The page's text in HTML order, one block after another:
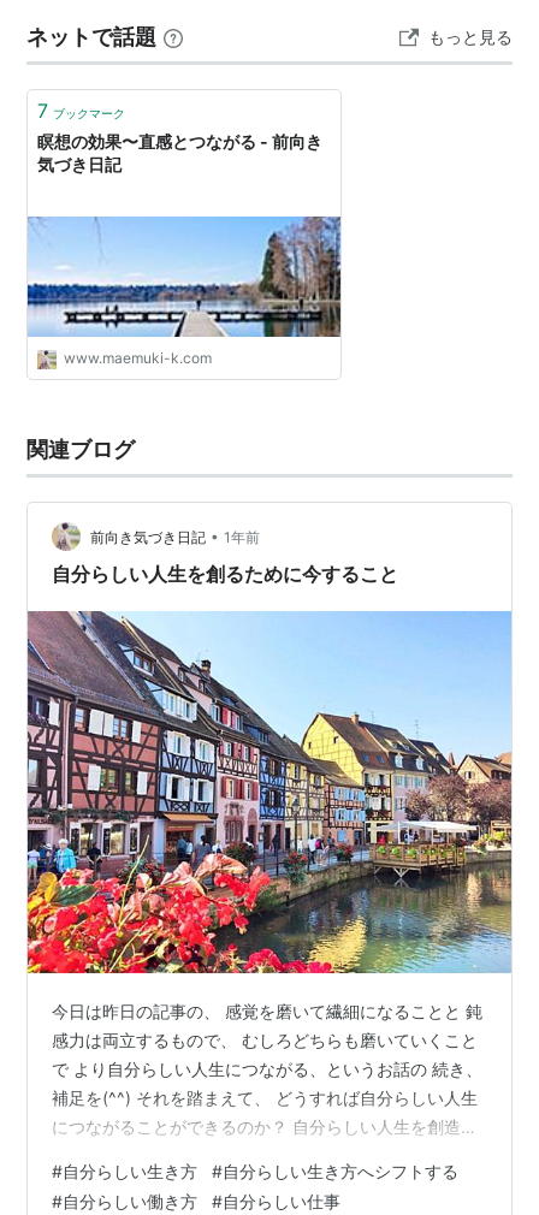
ネットで話題 もっと見る
7 ブックマーク
瞑想の効果〜直感とつながる - 前向き
気づき日記
www.maemuki-k.com
関連ブログ
前向き気づき日記 • 1年前
自分らしい人生を創るために今すること
今日は昨日の記事の、 感覚を磨いて繊細になることと 鈍
感力は両立するもので、 むしろどちらも磨いていくこと
で より自分らしい人生につながる、というお話の 続き、
補足を(^^) それを踏まえて、 どうすれば自分らしい人生
につながることができるのか？ 自分らしい人生を創造す
したいと思います。 ここがわからないままだと、 意識が
#自分らしい生き方 #自分らしい生き方へシフトする
#自分らしい働き方 #自分らしい仕事